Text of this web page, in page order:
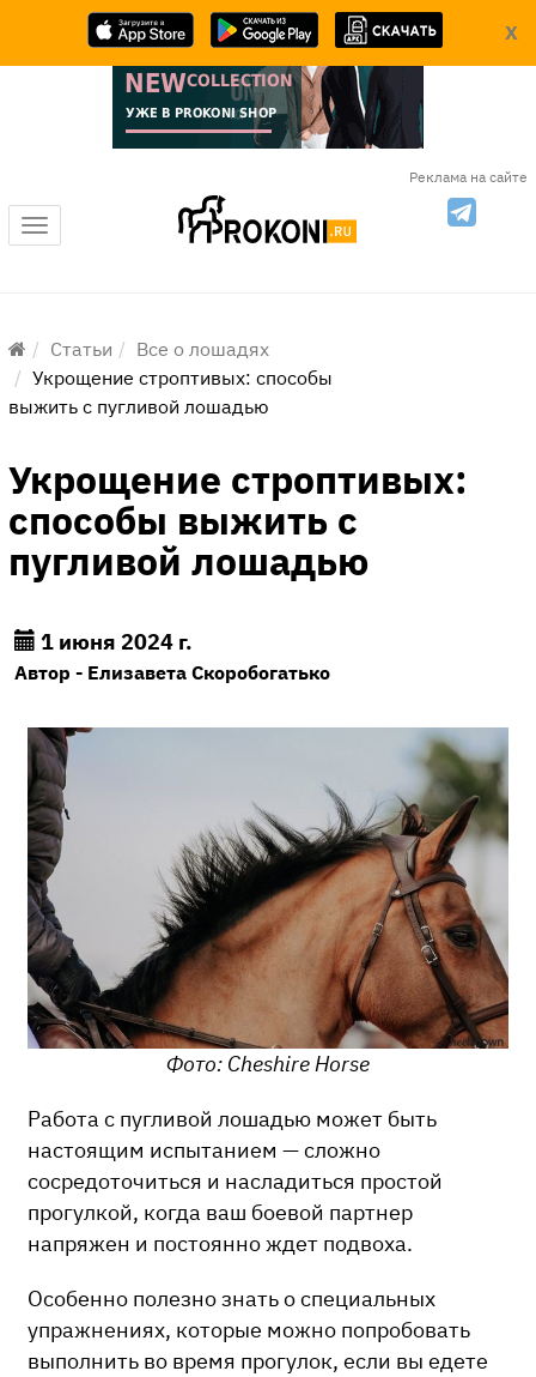
X
Реклама на сайте
Меню
Статьи
Все о лошадях
Укрощение строптивых: способы
выжить с пугливой лошадью
Укрощение строптивых:
способы выжить с
пугливой лошадью
1 июня 2024 г.
Автор - Елизавета Скоробогатько
Фото: Cheshire Horse
Работа с пугливой лошадью может быть
настоящим испытанием — сложно
сосредоточиться и насладиться простой
прогулкой, когда ваш боевой партнер
напряжен и постоянно ждет подвоха.
Особенно полезно знать о специальных
упражнениях, которые можно попробовать
выполнить во время прогулок, если вы едете